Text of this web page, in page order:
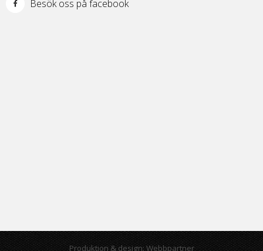
Besök oss på facebook
Produktion & design: Webbpartner